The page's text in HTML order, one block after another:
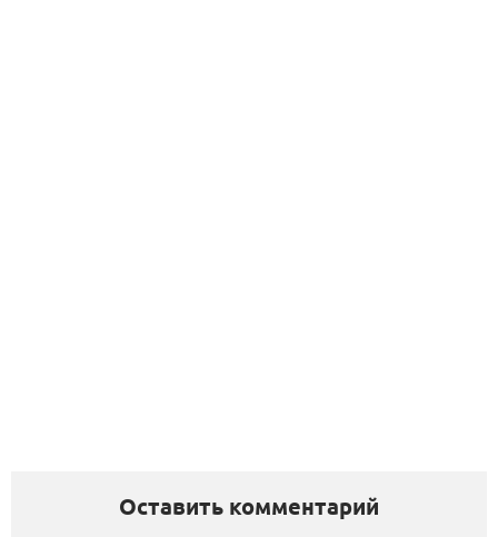
Оставить комментарий